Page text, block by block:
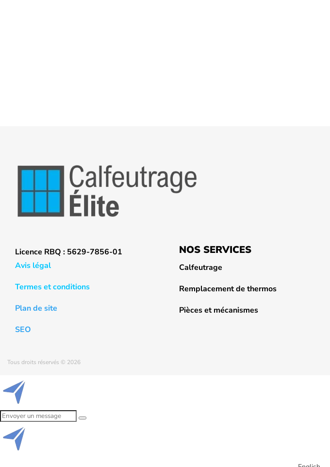
Licence RBQ : 5629-7856-01
Avis légal
Termes et conditions
Plan de site
SEO
NOS SERVICES
Calfeutrage
Remplacement de thermos
Pièces et mécanismes
Tous droits réservés © 2026